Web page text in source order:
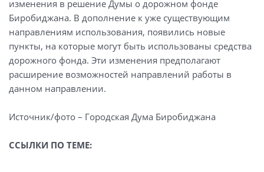
изменения в решение Думы о дорожном фонде
Биробиджана. В дополнение к уже существующим
направлениям использования, появились новые
пункты, на которые могут быть использованы средства
дорожного фонда. Эти изменения предполагают
расширение возможностей направлений работы в
данном направлении.
Источник/фото – Городская Дума Биробиджана
ССЫЛКИ ПО ТЕМЕ: